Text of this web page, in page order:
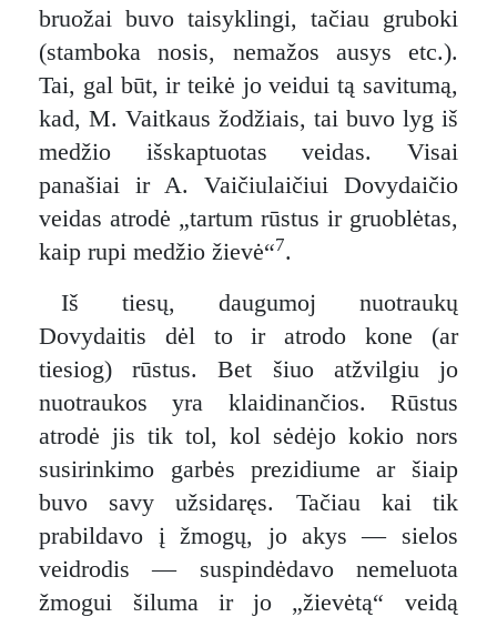
bruožai buvo taisyklingi, tačiau gruboki
(stamboka nosis, nemažos ausys etc.).
Tai, gal būt, ir teikė jo veidui tą savitumą,
kad, M. Vaitkaus žodžiais, tai buvo lyg iš
medžio išskaptuotas veidas. Visai
panašiai ir A. Vaičiulaičiui Dovydaičio
veidas atrodė „tartum rūstus ir gruoblėtas,
kaip rupi medžio žievė“7.
Iš tiesų, daugumoj nuotraukų
Dovydaitis dėl to ir atrodo kone (ar
tiesiog) rūstus. Bet šiuo atžvilgiu jo
nuotraukos yra klaidinančios. Rūstus
atrodė jis tik tol, kol sėdėjo kokio nors
susirinkimo garbės prezidiume ar šiaip
buvo savy užsidaręs. Tačiau kai tik
prabildavo į žmogų, jo akys — sielos
veidrodis — suspindėdavo nemeluota
žmogui šiluma ir jo „žievėtą“ veidą